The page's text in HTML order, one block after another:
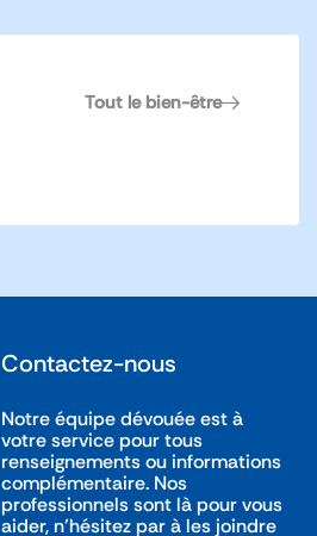
Tout le bien-être
Contactez-nous
Notre équipe dévouée est à
votre service pour tous
renseignements ou informations
complémentaire. Nos
professionnels sont là pour vous
aider, n’hésitez par à les joindre